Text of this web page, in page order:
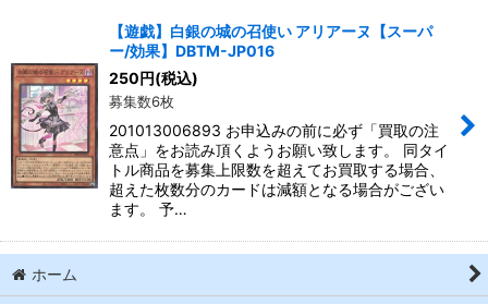
並び順:
絞り込む
【遊戯】白銀の城の召使い アリアーヌ【スーパ
ー/効果】DBTM-JP016
250円(税込)
募集数6枚
201013006893 お申込みの前に必ず「買取の注
意点」をお読み頂くようお願い致します。 同タイ
トル商品を募集上限数を超えてお買取する場合、
超えた枚数分のカードは減額となる場合がござい
ます。 予…
ホーム